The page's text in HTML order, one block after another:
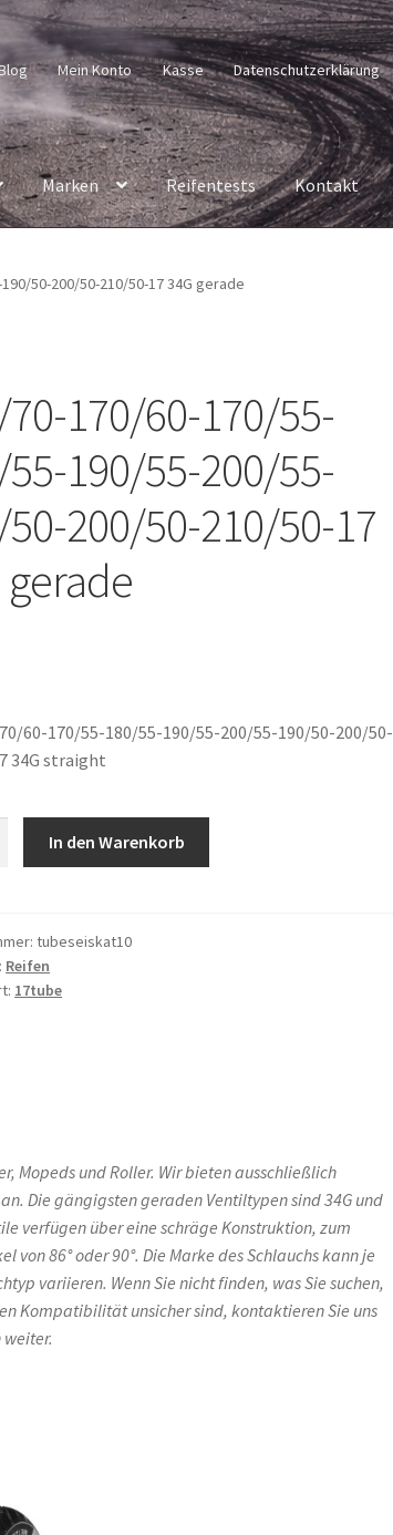
Mein Konto Kasse Datenschutzerklärung
Marken Reifentests Kontakt
50-200/50-210/50-17 34G gerade
70-170/60-170/55-
55-190/55-200/55-
50-200/50-210/50-17
gerade
60-170/55-180/55-190/55-200/55-190/50-200/50-
34G straight
In den Warenkorb
tubeseiskat10
Reifen
17tube
Mopeds und Roller. Wir bieten ausschließlich
Die gängigsten geraden Ventiltypen sind 34G und
verfügen über eine schräge Konstruktion, zum
von 86° oder 90°. Die Marke des Schlauchs kann je
variieren. Wenn Sie nicht finden, was Sie suchen,
Kompatibilität unsicher sind, kontaktieren Sie uns